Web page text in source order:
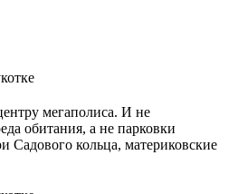
мегаполиса. И не
обитания, а не парковки
Садового кольца, материковские